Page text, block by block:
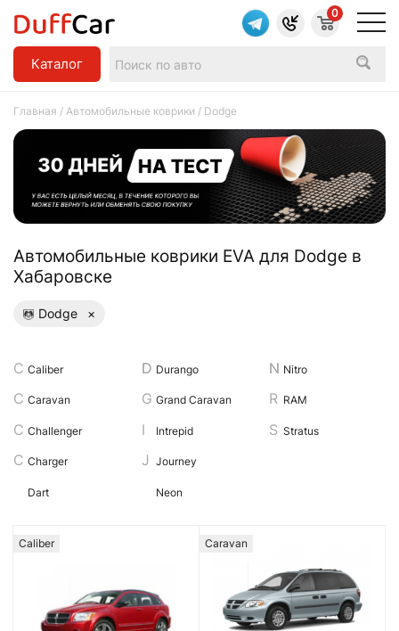
Каталог
0
Главная / Автомобильные коврики / Dodge
Aвтомобильные коврики EVA для Dodge в
Хабаровске
Dodge ×
Caliber
Caravan
Challenger
Charger
Dart
Durango
Grand Caravan
Intrepid
Journey
Neon
Nitro
RAM
Stratus
Caliber Caravan